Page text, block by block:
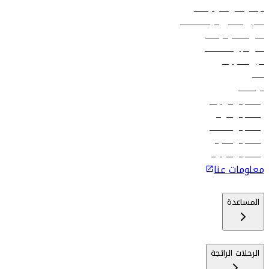
الإعلان على متن رحلاتنا
تسجيل الدخول لوكلاء السفر
أدنى أسعار الرحلات
فلاي دبي للعطلات
تأجير السيارات
فنادق
الوظائف
رحلات إلى تبيليسي
رحلات إلى الرياض
رحلات إلى مسقط
رحلات إلى ماليه
رحلات إلى كولومبو
معلومات عنا
المساعدة
الرحلات الرائجة